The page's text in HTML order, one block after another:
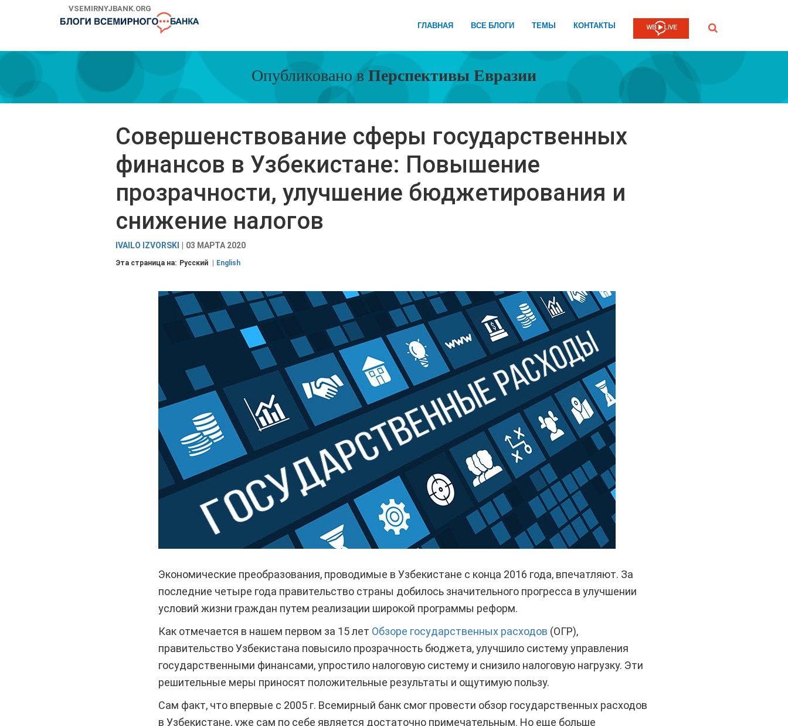
VSEMIRNYJBANK.ORG
ГЛАВНАЯ ВСЕ БЛОГИ ТЕМЫ КОНТАКТЫ Submit
Опубликовано в Перспективы Евразии
Совершенствование сферы государственных
финансов в Узбекистане: Повышение
прозрачности, улучшение бюджетирования и
снижение налогов
IVAILO IZVORSKI 03 МАРТА 2020
Эта страница на: Русский English
Экономические преобразования, проводимые в Узбекистане с конца 2016 года, впечатляют. За
последние четыре года правительство страны добилось значительного прогресса в улучшении
условий жизни граждан путем реализации широкой программы реформ.
Как отмечается в нашем первом за 15 лет Обзоре государственных расходов (ОГР),
правительство Узбекистана повысило прозрачность бюджета, улучшило систему управления
государственными финансами, упростило налоговую систему и снизило налоговую нагрузку. Эти
решительные меры приносят положительные результаты и ощутимую пользу.
Сам факт, что впервые с 2005 г. Всемирный банк смог провести обзор государственных расходов
в Узбекистане, уже сам по себе является достаточно примечательным. Но еще больше